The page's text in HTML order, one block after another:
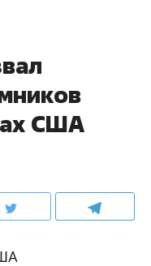
США